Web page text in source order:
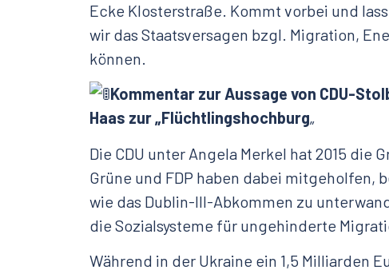
Ecke Klosterstraße. Kommt vorbei und
wir das Staatsversagen bzgl. Migration,
können.
Kommentar zur Aussage von CDU-
Haas zur „Flüchtlingshochburg„
Die CDU unter Angela Merkel hat 2015 die
Grüne und FDP haben dabei mitgeholfen,
wie das Dublin-III-Abkommen zu
die Sozialsysteme für ungehinderte
Während in der Ukraine ein 1,5 Milliarden